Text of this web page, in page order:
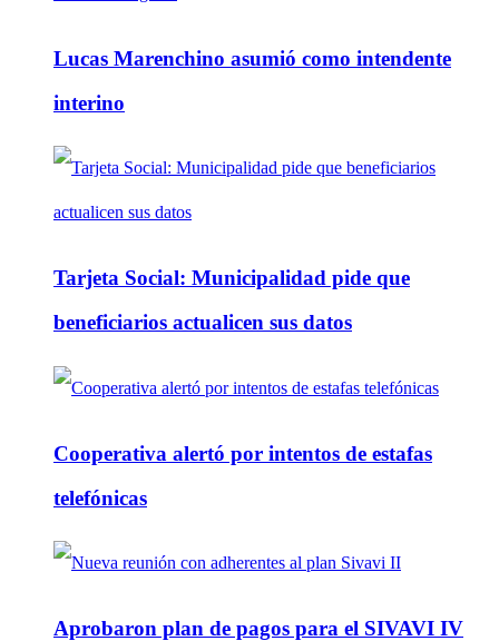
Lucas Marenchino asumió como intendente
interino
Tarjeta Social: Municipalidad pide que
beneficiarios actualicen sus datos
Cooperativa alertó por intentos de estafas
telefónicas
Aprobaron plan de pagos para el SIVAVI IV